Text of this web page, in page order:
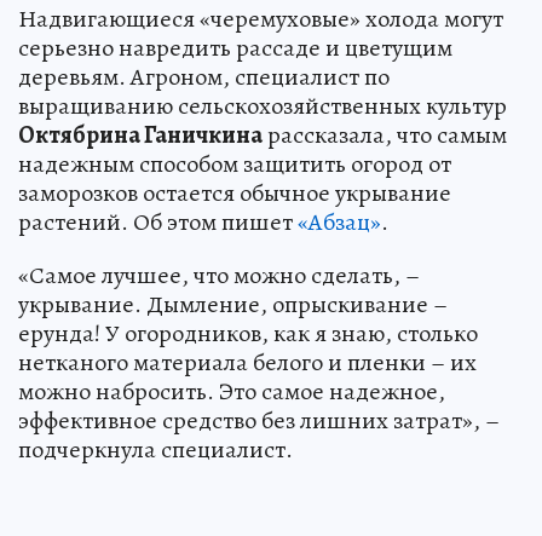
Надвигающиеся «черемуховые» холода могут
серьезно навредить рассаде и цветущим
деревьям. Агроном, специалист по
выращиванию сельскохозяйственных культур
Октябрина Ганичкинарассказала, что самым
надежным способом защитить огород от
заморозков остается обычное укрывание
растений. Об этом пишет«Абзац».
«Самое лучшее, что можно сделать, –
укрывание. Дымление, опрыскивание –
ерунда! У огородников, как я знаю, столько
нетканого материала белого и пленки – их
можно набросить. Это самое надежное,
эффективное средство без лишних затрат», –
подчеркнула специалист.